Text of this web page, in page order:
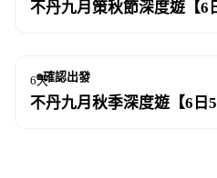
不丹九月策秋節深度遊【6
確認出發
6天
不丹九月秋季深度遊【6日